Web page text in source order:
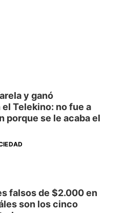
y ganó
Telekino: no fue a
porque se le acaba el
falsos de $2.000 en
son los cinco